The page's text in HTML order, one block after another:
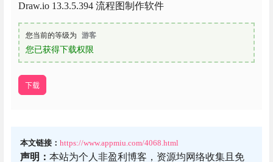
Draw.io 13.3.5.394 流程图制作软件
您当前的等级为 游客
您已获得下载权限
下载
本文链接： https://www.appmiu.com/4068.html
声明： 本站为个人非盈利博客，资源均网络收集且免